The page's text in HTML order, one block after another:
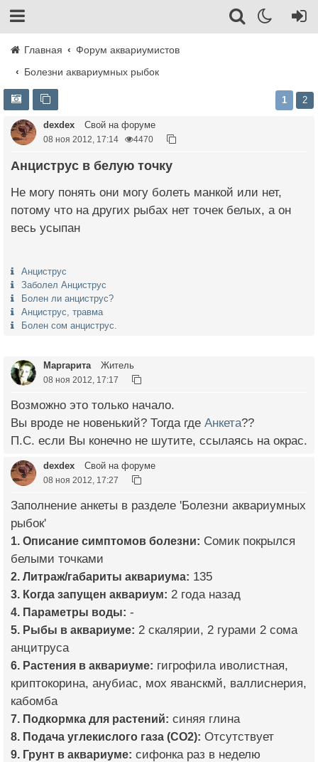
Главная
Форум аквариумистов
Болезни аквариумных рыбок
1 2
dexdex Свой на форуме
08 ноя 2012, 17:14 4470
Анциструс в белую точку
Не могу понять они могу болеть манкой или нет,
потому что на других рыбах нет точек белых, а он
весь усыпан
Анциструс
Заболел Анциструс
Болен ли анциструс?
Анциструс, травма
Болен сом анциструс.
Маргарита Житель
08 ноя 2012, 17:17
Возможно это только начало.
Вы вроде не новенький? Тогда где Анкета??
П.С. если Вы конечно не шутите, ссылаясь на окрас.
dexdex Свой на форуме
08 ноя 2012, 17:27
Заполнение анкеты в разделе 'Болезни аквариумных
рыбок'
1. Описание симптомов болезни: Сомик покрылся
белыми точками
2. Литраж/габариты аквариума: 135
3. Когда запущен аквариум: 2 года назад
4. Параметры воды: -
5. Рыбы в аквариуме: 2 скалярии, 2 гурами 2 сома
анцитруса
6. Растения в аквариуме: гигрофила иволистная,
криптокорина, анубиас, мох яванскмй, валлиснерия,
кабомба
7. Подкормка для растений: синяя глина
8. Подача углекислого газа (CO2): Отсутствует
9. Грунт в аквариуме: сифонка раз в неделю